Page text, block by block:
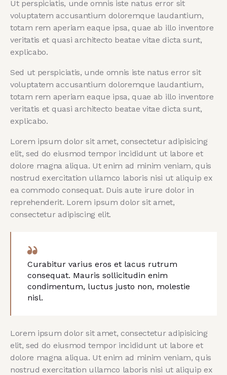
Ut perspiciatis, unde omnis iste natus error sit
voluptatem accusantium doloremque laudantium,
totam rem aperiam eaque ipsa, quae ab illo inventore
veritatis et quasi architecto beatae vitae dicta sunt,
explicabo.
Sed ut perspiciatis, unde omnis iste natus error sit
voluptatem accusantium doloremque laudantium,
totam rem aperiam eaque ipsa, quae ab illo inventore
veritatis et quasi architecto beatae vitae dicta sunt,
explicabo.
Lorem ipsum dolor sit amet, consectetur adipisicing
elit, sed do eiusmod tempor incididunt ut labore et
dolore magna aliqua. Ut enim ad minim veniam, quis
nostrud exercitation ullamco laboris nisi ut aliquip ex
ea commodo consequat. Duis aute irure dolor in
reprehenderit. Lorem ipsum dolor sit amet,
consectetur adipiscing elit.
Curabitur varius eros et lacus rutrum
consequat. Mauris sollicitudin enim
condimentum, luctus justo non, molestie
nisl.
Lorem ipsum dolor sit amet, consectetur adipisicing
elit, sed do eiusmod tempor incididunt ut labore et
dolore magna aliqua. Ut enim ad minim veniam, quis
nostrud exercitation ullamco laboris nisi ut aliquip ex